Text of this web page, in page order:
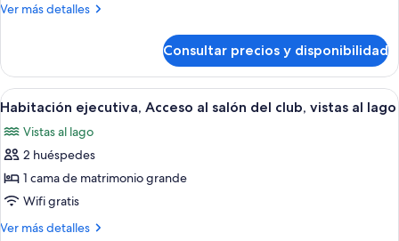
con
discapacidad,
Acceso
al
salón
del
club
(Lake
View)
Ver más detalles
Más
ejecutiva,
accesible
para
con
discapacidad,
al
salón
club
Consultar precios y disponibilidad
Abrir
todas
las
fotos
de
Habitación
ejecutiva,
Una habitación de hotel con una
8
Habitación ejecutiva, Acceso al salón del club, vistas al lago
Vistas al lago
2 huéspedes
1 cama de matrimonio grande
Wifi gratis
Ver más detalles
Más